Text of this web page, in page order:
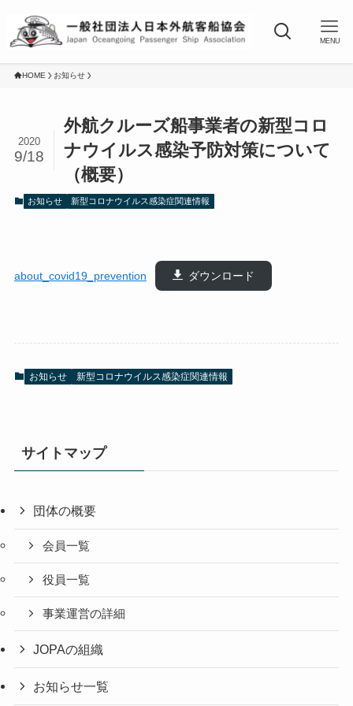
MENU
HOME お知らせ
外航クルーズ船事業者の新型コロ
ナウイルス感染予防対策について
（概要）
2020
9/18
お知らせ 新型コロナウイルス感染症関連情報
about_covid19_prevention ダウンロード
お知らせ 新型コロナウイルス感染症関連情報
サイトマップ
団体の概要
会員一覧
役員一覧
事業運営の詳細
JOPAの組織
お知らせ一覧